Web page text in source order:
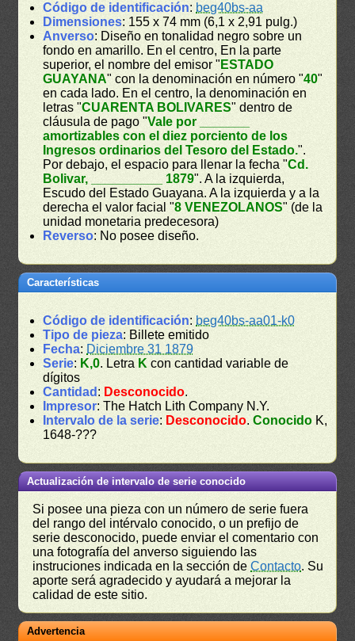
Código de identificación: beg40bs-aa
Dimensiones: 155 x 74 mm (6,1 x 2,91 pulg.)
Anverso: Diseño en tonalidad negro sobre un
fondo en amarillo. En el centro, En la parte
superior, el nombre del emisor " ESTADO
GUAYANA" con la denominación en número "40"
en cada lado. En el centro, la denominación en
letras "CUARENTA BOLIVARES" dentro de
cláusula de pago "Vale por _______
amortizables con el diez porciento de los
Ingresos ordinarios del Tesoro del Estado.".
Por debajo, el espacio para llenar la fecha "Cd.
Bolivar, __________ 1879". A la izquierda,
Escudo del Estado Guayana. A la izquierda y a la
derecha el valor facial "8 VENEZOLANOS" (de la
unidad monetaria predecesora)
Reverso: No posee diseño.
Características
Código de identificación: beg40bs-aa01-k0
Tipo de pieza: Billete emitido
Fecha: Diciembre 31 1879
Serie: K,0. Letra K con cantidad variable de
dígitos
Cantidad : Desconocido.
Impresor: The Hatch Lith Company N.Y.
Intervalo de la serie: Desconocido.Conocido K,
1648-???
Actualización de intervalo de serie conocido
Si posee una pieza con un número de serie fuera
del rango del intérvalo conocido, o un prefijo de
serie desconocido, puede enviar el comentario con
una fotografía del anverso siguiendo las
instruciones indicada en la sección deContacto. Su
aporte será agradecido y ayudará a mejorar la
calidad de este sitio.
Advertencia